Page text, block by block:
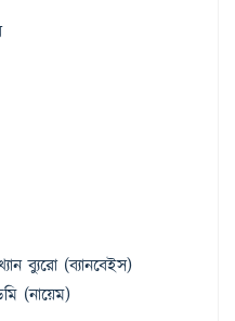
ব্যুরো (ব্যানবেইস)
(নায়েম)